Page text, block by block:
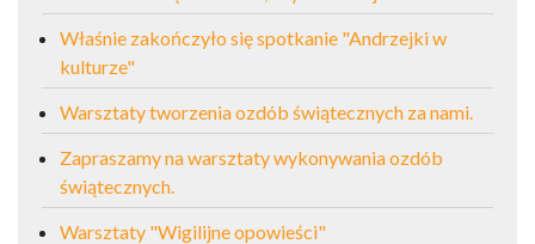
Właśnie zakończyło się spotkanie "Andrzejki w
kulturze"
Warsztaty tworzenia ozdób świątecznych za nami.
Zapraszamy na warsztaty wykonywania ozdób
świątecznych.
Warsztaty "Wigilijne opowieści"